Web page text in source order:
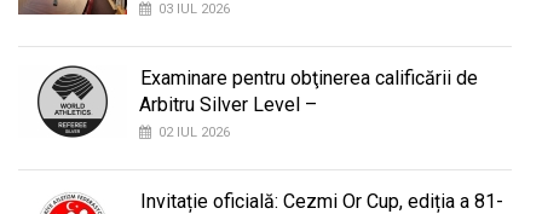
03 IUL 2026
Examinare pentru obţinerea calificării de
Arbitru Silver Level –
02 IUL 2026
Invitație oficială: Cezmi Or Cup, ediția a 81-